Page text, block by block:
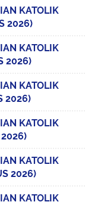
KATOLIK
2026)
KATOLIK
2026)
KATOLIK
2026)
KATOLIK
2026)
KATOLIK
2026)
KATOLIK